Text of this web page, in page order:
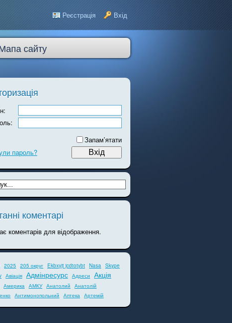
Реєстрація Вхід
сайту
Запам’ятати
пароль?
коментарі
коментарів для відображення.
2025 205 округ Ekbxyjt jcdtotybt Nasa Skype
Авіація Адмінресурс Адреси Акція
Америка АМКУ Анатолий
Анатолій
Антимонопольний Аптека Артемій